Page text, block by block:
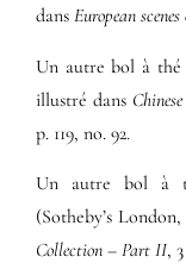
dans European
Un autre bol à thé
illustré dans
p. 119, no. 92.
Un autre bol à
(Sotheby’s London,
Collection – Part II,